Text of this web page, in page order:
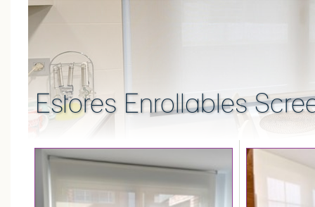
Estores Enrollables